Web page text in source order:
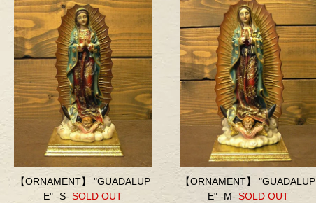
【ORNAMENT】 "GUADALUP
E" -S- SOLD OUT
【ORNAMENT】 "GUADALUP
E" -M- SOLD OUT